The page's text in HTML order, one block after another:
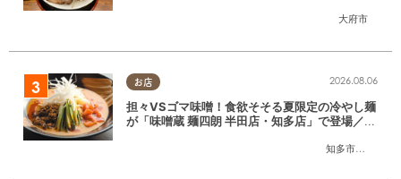
大府市
お店
知多市
,半田市
2026.08.06
担々VSゴマ味噌！食欲そそる夏限定の冷やし麺
が「味噌蔵 麺四朗 半田店・知多店」で登場／ち